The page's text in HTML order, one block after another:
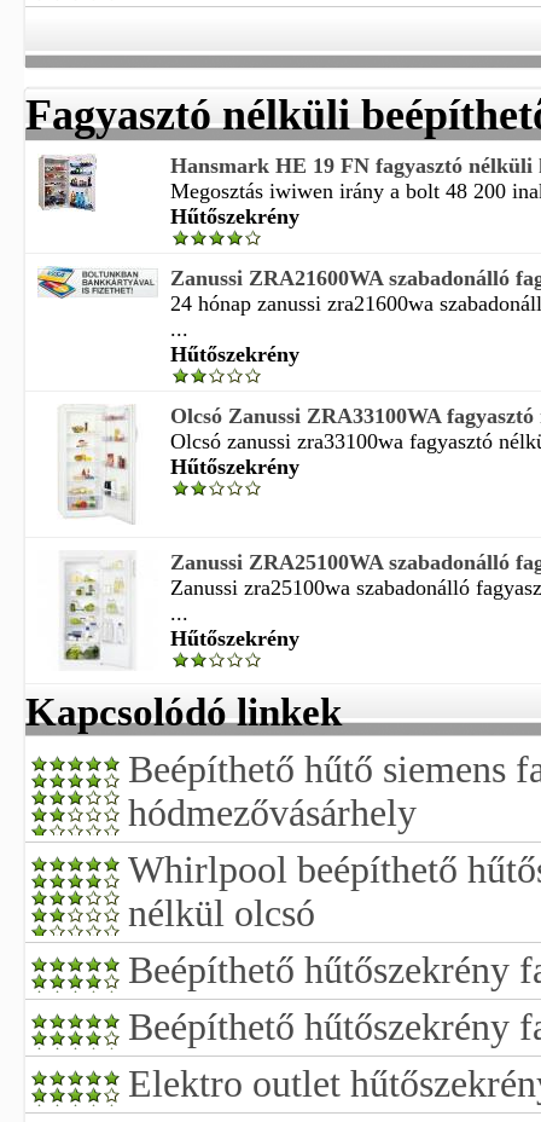
Fagyasztó nélküli
Hansmark HE 19 FN fagyasztó nélküli
Megosztás iwiwen irány a bolt 48 200
Hűtőszekrény
Zanussi ZRA21600WA szabadonálló
24 hónap zanussi zra21600wa
...
Hűtőszekrény
Olcsó Zanussi ZRA33100WA
Olcsó zanussi zra33100wa fagyasztó
Hűtőszekrény
Zanussi ZRA25100WA szabadonálló
Zanussi zra25100wa szabadonálló
...
Hűtőszekrény
Kapcsolódó linkek
Beépíthető hűtő siemens
hódmezővásárhely
Whirlpool beépíthető
nélkül olcsó
Beépíthető hűtőszekrény
Beépíthető hűtőszekrény
Elektro outlet